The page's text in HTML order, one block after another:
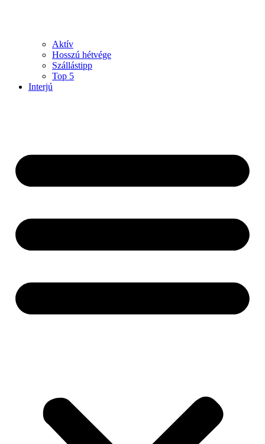
Aktív
Hosszú hétvége
Szállástipp
Top 5
Interjú